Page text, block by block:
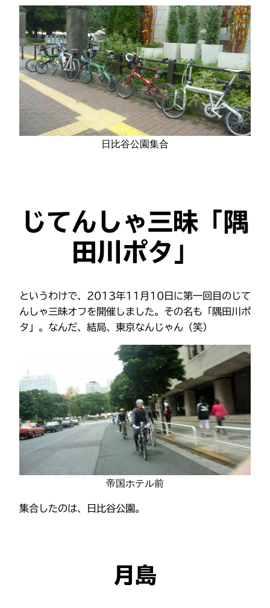
日比谷公園集合
じてんしゃ三昧「隅
田川ポタ」
というわけで、2013年11月10日に第一回目のじて
んしゃ三昧オフを開催しました。その名も「隅田川ポ
タ」。なんだ、結局、東京なんじゃん（笑）
帝国ホテル前
集合したのは、日比谷公園。
月島